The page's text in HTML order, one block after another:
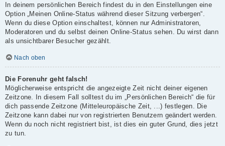
In deinem persönlichen Bereich findest du in den Einstellungen eine
Option „Meinen Online-Status während dieser Sitzung verbergen“.
Wenn du diese Option einschaltest, können nur Administratoren,
Moderatoren und du selbst deinen Online-Status sehen. Du wirst dann
als unsichtbarer Besucher gezählt.
Nach oben
Die Forenuhr geht falsch!
Möglicherweise entspricht die angezeigte Zeit nicht deiner eigenen
Zeitzone. In diesem Fall solltest du im „Persönlichen Bereich“ die für
dich passende Zeitzone (Mitteleuropäische Zeit, ...) festlegen. Die
Zeitzone kann dabei nur von registrierten Benutzern geändert werden.
Wenn du noch nicht registriert bist, ist dies ein guter Grund, dies jetzt
zu tun.